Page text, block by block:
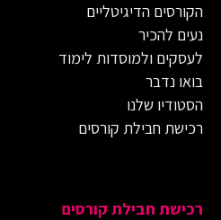
הקורסים הדיגיטליים
נעים להכיר
לעסקים ולמוסדות לימוד
בואו נדבר
הסטודיו שלנו
רכישת חבילת קורסים
רכישת חבילת קורסים